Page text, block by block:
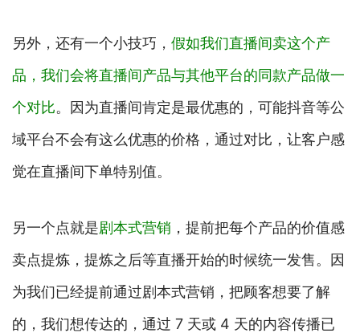
另外，还有一个小技巧， 假如我们直播间卖这个产
品，我们会将直播间产品与其他平台的同款产品做一
个对比。因为直播间肯定是最优惠的，可能抖音等公
域平台不会有这么优惠的价格，通过对比，让客户感
觉在直播间下单特别值。
另一个点就是剧本式营销 ，提前把每个产品的价值感
卖点提炼，提炼之后等直播开始的时候统一发售。因
为我们已经提前通过剧本式营销，把顾客想要了解
的，我们想传达的，通过 7 天或 4 天的内容传播已